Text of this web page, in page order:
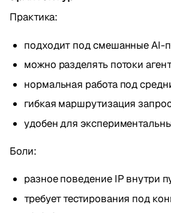
Практика:
подходит под смешанные AI-
можно разделять потоки
нормальная работа под
гибкая маршрутизация
удобен для
Боли:
разное поведение IP внутри
требует тестирования под